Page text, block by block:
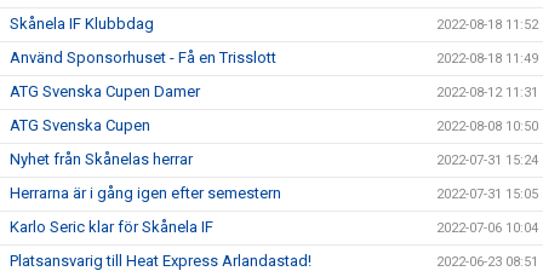
Skånela IF Klubbdag 2022-08-18 11:52
Använd Sponsorhuset - Få en Trisslott 2022-08-18 11:49
ATG Svenska Cupen Damer 2022-08-12 11:31
ATG Svenska Cupen 2022-08-08 10:50
Nyhet från Skånelas herrar 2022-07-31 15:24
Herrarna är i gång igen efter semestern 2022-07-31 15:05
Karlo Seric klar för Skånela IF 2022-07-06 10:04
Platsansvarig till Heat Express Arlandastad! 2022-06-23 08:51